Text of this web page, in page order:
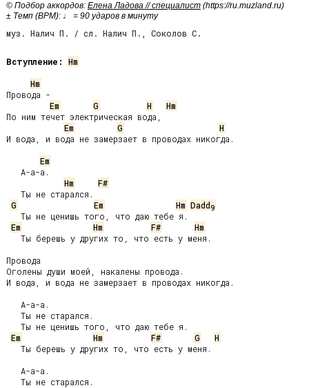
© Подбор аккордов: Елена Ладова // специалист (https://ru.muzland.ru)
± Темп (BPM): ♩ = 90 ударов в минуту
муз. Налич П. / сл. Налич П., Соколов С.
Вступление:
Hm
Hm
Провода -
Em
G H
Hm
По ним течет электрическая вода,
Em
G
H
И вода, и вода не замерзает в проводах никогда.
Em
Hm
F#
G
Em Hm Dadd9
Em
Hm F#
Hm
Провода
Оголены души моей, накалены провода.
И вода, и вода не замерзает в проводах никогда.
Em
Hm F# G
H